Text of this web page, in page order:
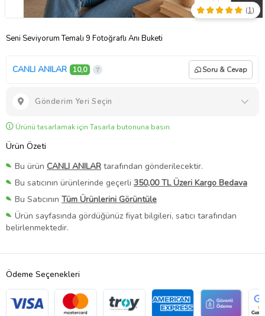
Seni Seviyorum Temalı 9 Fotoğraflı Anı Buketi
(1)
CANLI ANILAR 10,0 Soru & Cevap
Gönderim Yeri Seçin
Ürünü tasarlamak için Tasarla butonuna basın.
Ürün Özeti
Bu ürün CANLI ANILAR tarafından gönderilecektir.
Bu satıcının ürünlerinde geçerli 350,00 TL Üzeri Kargo Bedava
Bu Satıcının Tüm Ürünlerini Görüntüle
Ürün sayfasında gördüğünüz fiyat bilgileri, satıcı tarafından
belirlenmektedir.
Ödeme Seçenekleri